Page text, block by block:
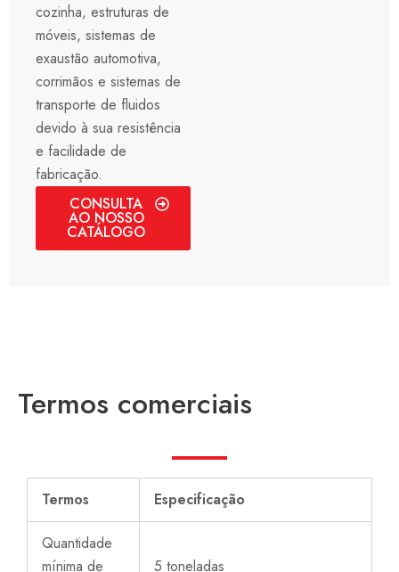
cozinha, estruturas de
móveis, sistemas de
exaustão automotiva,
corrimãos e sistemas de
transporte de fluidos
devido à sua resistência
e facilidade de
fabricação.
CONSULTA
AO NOSSO
CATÁLOGO
Termos comerciais
Termos Especificação
Quantidade
mínima de
5 toneladas